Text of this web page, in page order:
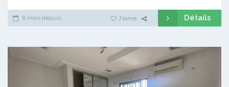
6 mois depuis J'aime Détails